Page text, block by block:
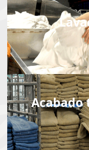
Acabado